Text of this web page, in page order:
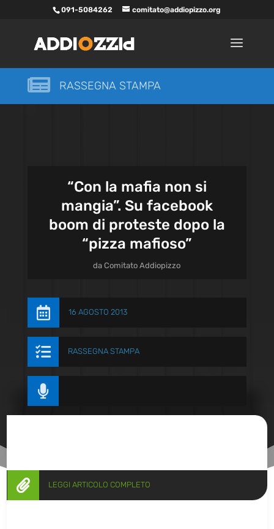
091-5084262 comitato@addiopizzo.org
 RASSEGNA STAMPA
“Con la mafia non si
mangia”. Su facebook
boom di proteste dopo la
“pizza mafioso”
daComitato Addiopizzo
 16 AGOSTO 2013
 RASSEGNA STAMPA

 LEGGI ARTICOLO COMPLETO